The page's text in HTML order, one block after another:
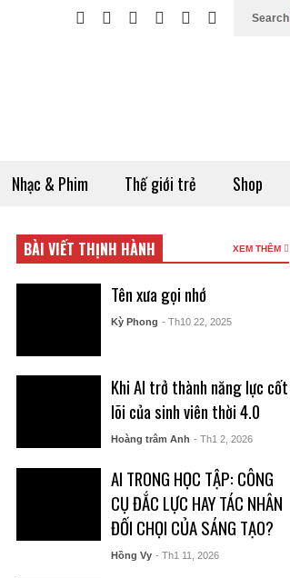
Search
Nhạc & Phim Thế giới trẻ Shop
BÀI VIẾT THỊNH HÀNH XEM THÊM
Tên xưa gọi nhớ
Kỳ Phong - Th10 22, 2025
Khi AI trở thành năng lực cốt
lõi của sinh viên thời 4.0
Hoàng trâm Anh - Th1 2, 2026
AI TRONG HỌC TẬP: CÔNG
CỤ ĐẮC LỰC HAY TÁC NHÂN
ĐỐI CHỌI CỦA SÁNG TẠO?
Hồng Vy - Th1 11, 2026